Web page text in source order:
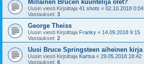
Millainen Brucen kuuntelija olet?
Uusin viesti Kirjoittaja 41 shots « 02.10.2018 0:04
Vastaukset: 3
George Theiss
Uusin viesti Kirjoittaja Franky « 14.09.2018 9:15
Vastaukset: 2
Uusi Bruce Springsteen aiheinen kirja
Uusin viesti Kirjoittaja Kartsa « 29.05.2018 18:42
Vastaukset: 6